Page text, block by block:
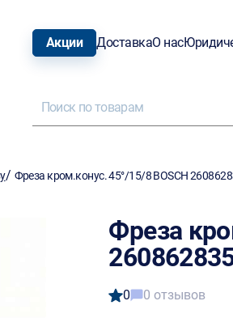
Акции ДоставкаО нас
/ Фреза кром.конус. 45°/15/8 BOSCH
Фреза
0 0 отзывов